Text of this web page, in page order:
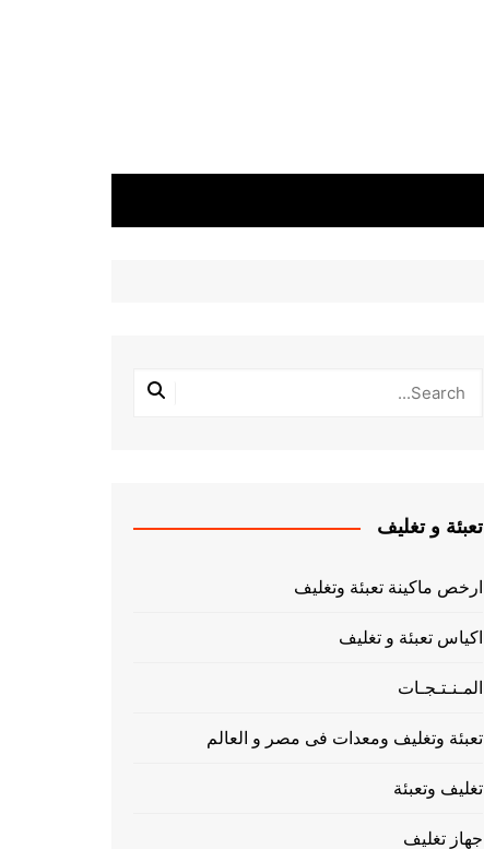
تعبئة و تغليف
ارخص ماكينة تعبئة وتغليف
اكياس تعبئة و تغليف
المـنـتـجـات
تعبئة وتغليف ومعدات فى مصر و العالم
تغليف وتعبئة
جهاز تغليف